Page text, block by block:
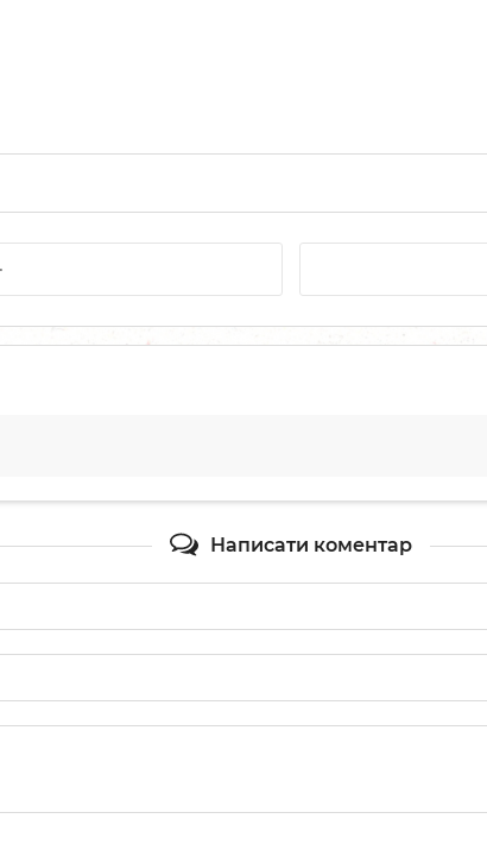
Написати коментар